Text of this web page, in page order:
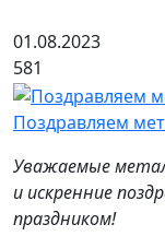
01.08.2023
581
Поздравляем
Уважаемые
и искренние
праздником!